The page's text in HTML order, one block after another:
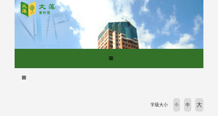
字級大小 小 中 大